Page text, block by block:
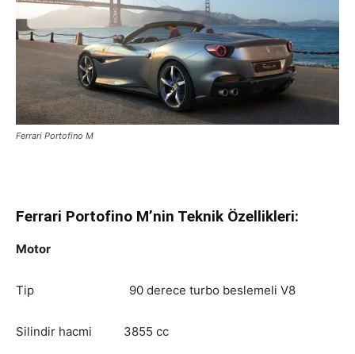
Ferrari Portofino M
Ferrari Portofino M’nin Teknik Özellikleri:
Motor
Tip 90 derece turbo beslemeli V8
Silindir hacmi 3855 cc